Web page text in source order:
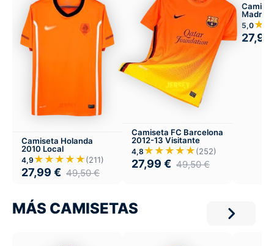
Camiseta Holanda
2010 Local
4,9 ★★★★★(211)
27,99 € 49,50€
Camiseta FC Barcelona
2012-13 Visitante
4,8 ★★★★★(252)
27,99 € 49,50€
Madrid
5,0
27,99
MÁS CAMISETAS